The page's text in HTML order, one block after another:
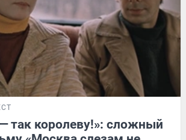
так королеву!»: сложный